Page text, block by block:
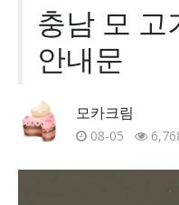
맞춤형 프로그램
맞춤형 프로그램
맞춤형 프로그램
충남 모 고
안내문
모카크림
08-05